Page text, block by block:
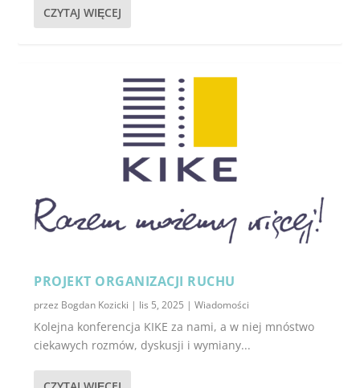
CZYTAJ WIĘCEJ
PROJEKT ORGANIZACJI RUCHU
przez Bogdan Kozicki | lis 5, 2025 |Wiadomości
Kolejna konferencja KIKE za nami, a w niej mnóstwo
ciekawych rozmów, dyskusji i wymiany...